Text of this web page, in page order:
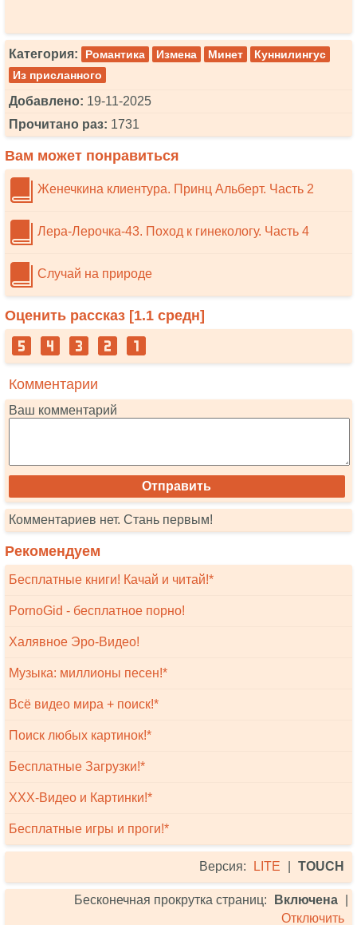
Категория: Романтика Измена Минет
Куннилингус
Из присланного
Добавлено: 19-11-2025
Прочитано раз: 1731
Вам может понравиться
Женечкина клиентура. Принц Альберт. Часть 2
Лера-Лерочка-43. Поход к гинекологу. Часть 4
Случай на природе
Оценить рассказ [1.1 средн]
Комментарии
Ваш комментарий
Комментариев нет. Стань первым!
Рекомендуем
Бесплатные книги! Качай и читай!*
PornoGid - бесплатное порно!
Халявное Эро-Видео!
Музыка: миллионы песен!*
Всё видео мира + поиск!*
Поиск любых картинок!*
Бесплатные Загрузки!*
XXX-Видео и Картинки!*
Бесплатные игры и проги!*
Версия: LITE TOUCH
Бесконечная прокрутка страниц: Включена
Отключить